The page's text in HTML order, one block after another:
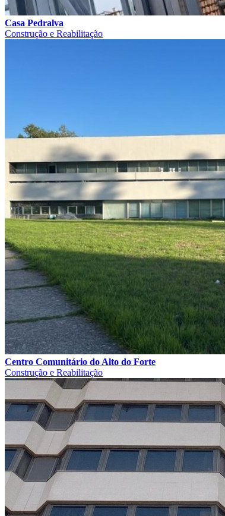
Casa Pedralva
Construção e Reabilitação
Centro Comunitário do Alto do Forte
Construção e Reabilitação